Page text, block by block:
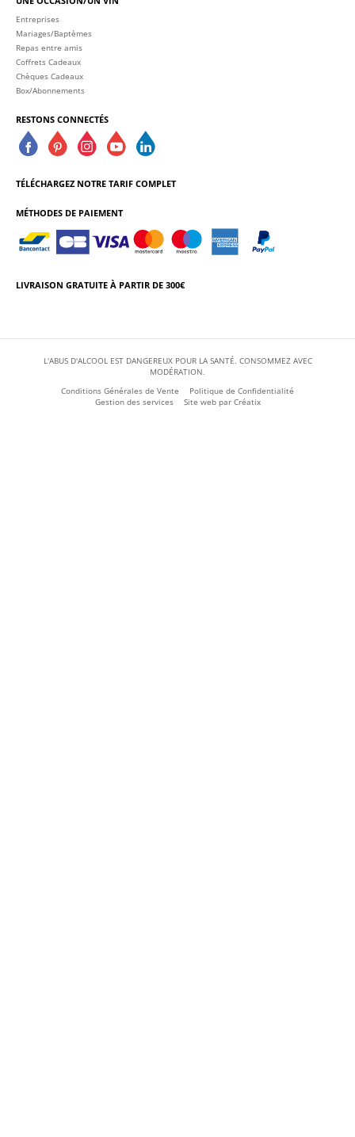
Entreprises
Mariages/Baptèmes
Repas entre amis
Coffrets Cadeaux
Chèques Cadeaux
Box/Abonnements
RESTONS CONNECTÉS
TÉLÉCHARGEZ NOTRE TARIF COMPLET
MÉTHODES DE PAIEMENT
LIVRAISON GRATUITE À PARTIR DE 300€
L'ABUS D'ALCOOL EST DANGEREUX POUR LA SANTÉ. CONSOMMEZ AVEC
MODÉRATION.
Conditions Générales de Vente
Politique de Confidentialité
Gestion des services
Site web par Créatix